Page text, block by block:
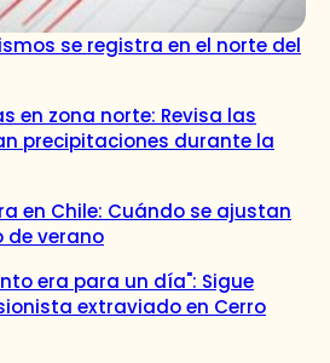
se registra en el norte del
en zona norte: Revisa las
precipitaciones durante la
en Chile: Cuándo se ajustan
de verano
era para un día": Sigue
extraviado en Cerro